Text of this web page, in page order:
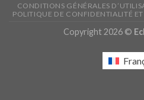
CONDITIONS GÉNÉRALES
POLITIQUE DE CONFIDENTIALITÉ
Copyright 2026 ©